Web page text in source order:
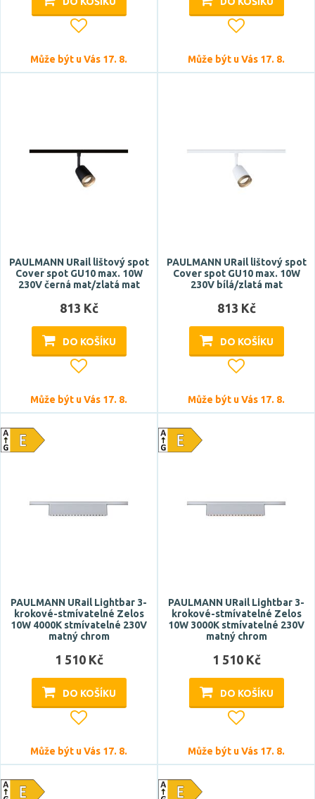
Může být u Vás 17. 8. Může být u Vás 17. 8.
PAULMANN URail lištový spot
Cover spot GU10 max. 10W
230V černá mat/zlatá mat
813 Kč
DO KOŠÍKU
Může být u Vás 17. 8.
PAULMANN URail lištový spot
Cover spot GU10 max. 10W
230V bílá/zlatá mat
813 Kč
DO KOŠÍKU
Může být u Vás 17. 8.
PAULMANN URail Lightbar 3-
krokové-stmívatelné Zelos
10W 4000K stmívatelné 230V
matný chrom
1 510 Kč
DO KOŠÍKU
Může být u Vás 17. 8.
PAULMANN URail Lightbar 3-
krokové-stmívatelné Zelos
10W 3000K stmívatelné 230V
matný chrom
1 510 Kč
DO KOŠÍKU
Může být u Vás 17. 8.